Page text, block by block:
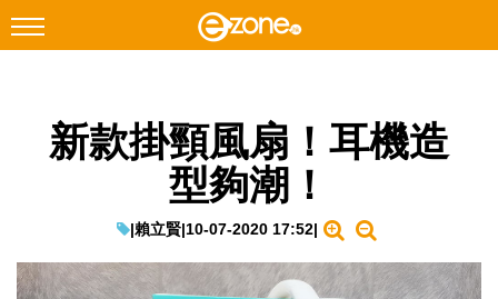
Facebook Instagram
遊戲動漫
新款掛頸風扇！耳機造
型夠潮！
|賴立賢|10-07-2020 17:52|